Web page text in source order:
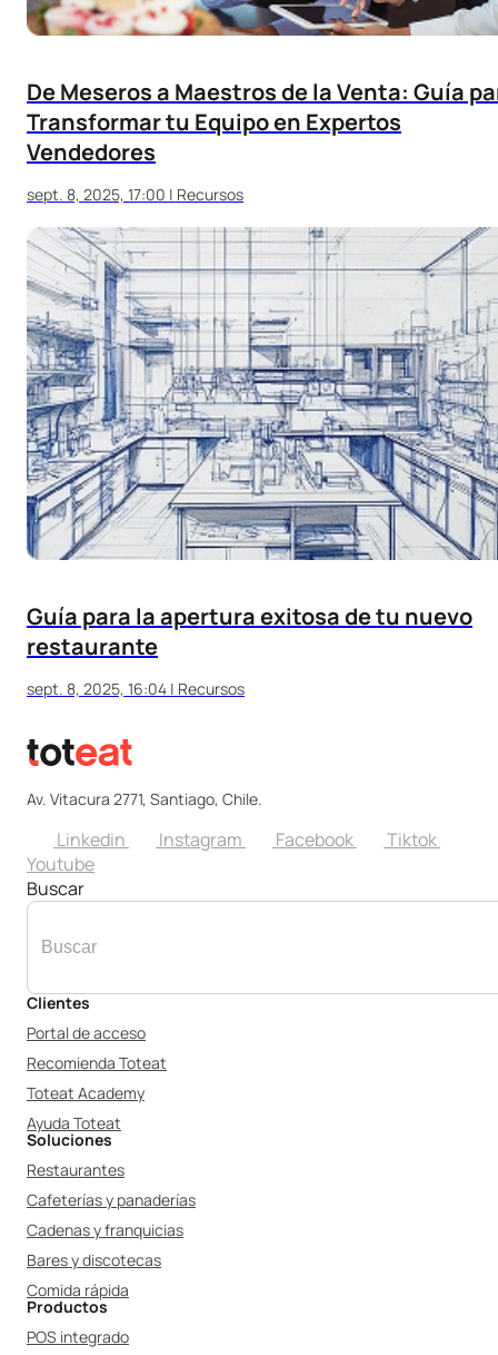
De Meseros a Maestros de la Venta: Guía
Transformar tu Equipo en Expertos
Vendedores
sept. 8, 2025, 17:00 | Recursos
Guía para la apertura exitosa de tu nuevo
restaurante
sept. 8, 2025, 16:04 | Recursos
Av. Vitacura 2771, Santiago, Chile.
Linkedin Instagram Facebook
Tiktok
Youtube
Buscar
Clientes
Portal de acceso
Recomienda Toteat
Toteat Academy
Ayuda Toteat
Soluciones
Restaurantes
Cafeterías y panaderías
Cadenas y franquicias
Bares y discotecas
Comida rápida
Productos
POS integrado